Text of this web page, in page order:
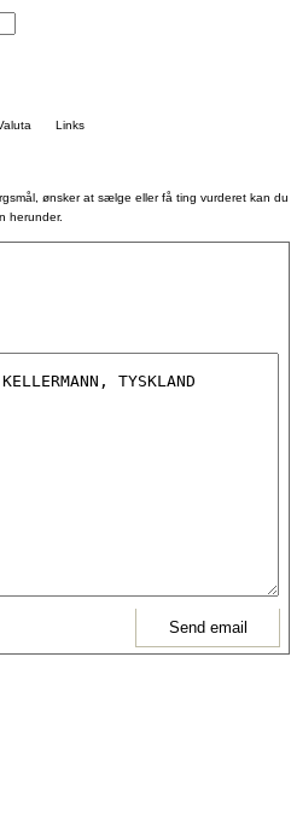
Links
ønsker at sælge eller få ting vurderet kan du
herunder.